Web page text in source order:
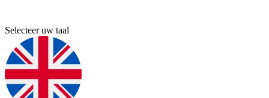
Selecteer uw taal